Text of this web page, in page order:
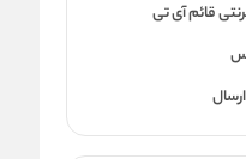
قائم آی تی